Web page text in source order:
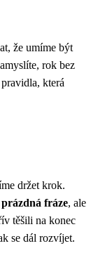
že umíme být
rok bez
která
držet krok.
fráze, ale
těšili na konec
se dál rozvíjet.